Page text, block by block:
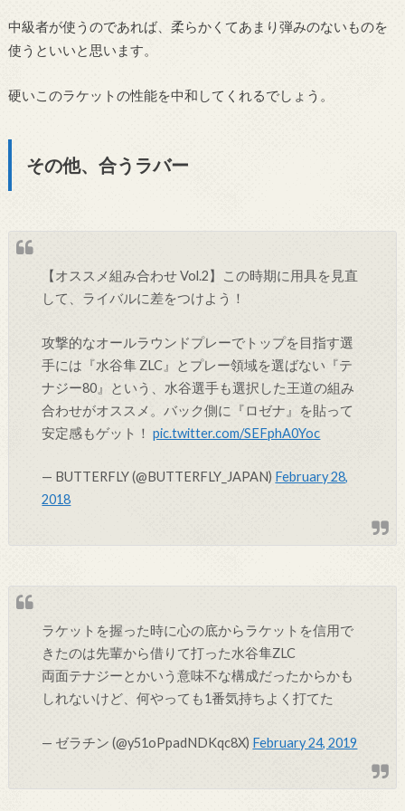
中級者が使うのであれば、柔らかくてあまり弾みのないものを
使うといいと思います。
硬いこのラケットの性能を中和してくれるでしょう。
その他、合うラバー
【オススメ組み合わせ Vol.2】この時期に用具を見直
して、ライバルに差をつけよう！
攻撃的なオールラウンドプレーでトップを目指す選
手には『水谷隼 ZLC』とプレー領域を選ばない『テ
ナジー80』という、水谷選手も選択した王道の組み
合わせがオススメ。バック側に『ロゼナ』を貼って
安定感もゲット！pic.twitter.com/SEFphA0Yoc
— BUTTERFLY (@BUTTERFLY_JAPAN) February 28,
2018
ラケットを握った時に心の底からラケットを信用で
きたのは先輩から借りて打った水谷隼ZLC
両面テナジーとかいう意味不な構成だったからかも
しれないけど、何やっても1番気持ちよく打てた
— ゼラチン (@y51oPpadNDKqc8X) February 24, 2019